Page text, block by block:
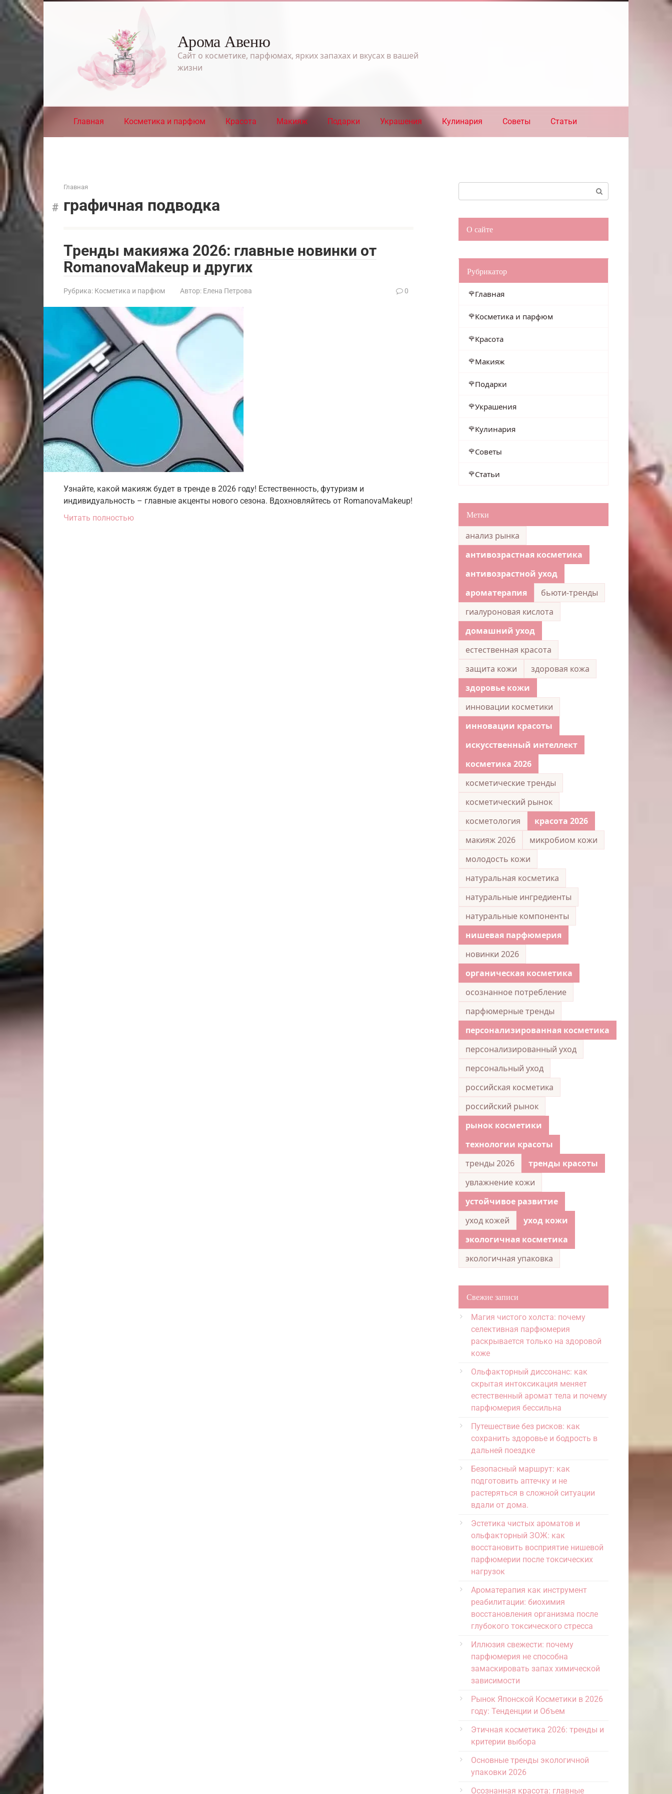
Перейти
к
контенту
Арома Авеню
Сайт о косметике, парфюмах, ярких запахах и вкусах в вашей
жизни
Главная Косметика и парфюм Красота Макияж Подарки Украшения Кулинария Советы Статьи
Главная
графичная подводка
Тренды макияжа 2026: главные новинки от
RomanovaMakeup и других
Рубрика: Косметика и парфюм Автор: Елена Петрова 0
Узнайте, какой макияж будет в тренде в 2026 году! Естественность, футуризм и
индивидуальность – главные акценты нового сезона. Вдохновляйтесь от RomanovaMakeup!
Читать полностью
О сайте
Рубрикатор
Главная
Косметика и парфюм
Красота
Макияж
Подарки
Украшения
Кулинария
Советы
Статьи
Метки
анализ рынка
антивозрастная косметика
антивозрастной уход
ароматерапия
бьюти-тренды
гиалуроновая кислота
домашний уход
естественная красота
защита кожи
здоровая кожа
здоровье кожи
инновации косметики
инновации красоты
искусственный интеллект
косметика 2026
косметические тренды
косметический рынок
косметология
красота 2026
макияж 2026
микробиом кожи
молодость кожи
натуральная косметика
натуральные ингредиенты
натуральные компоненты
нишевая парфюмерия
новинки 2026
органическая косметика
осознанное потребление
парфюмерные тренды
персонализированная косметика
персонализированный уход
персональный уход
российская косметика
российский рынок
рынок косметики
технологии красоты
тренды 2026
тренды красоты
увлажнение кожи
устойчивое развитие
уход кожей
уход кожи
экологичная косметика
экологичная упаковка
Свежие записи
Магия чистого холста: почему
селективная парфюмерия
раскрывается только на здоровой
коже
Ольфакторный диссонанс: как
скрытая интоксикация меняет
естественный аромат тела и почему
парфюмерия бессильна
Путешествие без рисков: как
сохранить здоровье и бодрость в
дальней поездке
Безопасный маршрут: как
подготовить аптечку и не
растеряться в сложной ситуации
вдали от дома.
Эстетика чистых ароматов и
ольфакторный ЗОЖ: как
восстановить восприятие нишевой
парфюмерии после токсических
нагрузок
Ароматерапия как инструмент
реабилитации: биохимия
восстановления организма после
глубокого токсического стресса
Иллюзия свежести: почему
парфюмерия не способна
замаскировать запах химической
зависимости
Рынок Японской Косметики в 2026
году: Тенденции и Объем
Этичная косметика 2026: тренды и
критерии выбора
Основные тренды экологичной
упаковки 2026
Осознанная красота: главные